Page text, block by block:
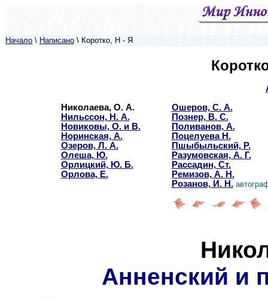
Начало \ Написано\ Коротко, Н - Я
Николаева, О. А.
Нильссон,Н. А.
Новиковы, О. и В.
Норинская, А.
Озеров, Л. А.
Олеша, Ю.
Орлицкий, Ю. Б.
Орлова, Е.
Ошеров, С. А.
Познер, В. С.
Поливанов, А.
Поцелуева Н.
Пшыбыльский, Р.
Разумовская, А. Г.
Рассадин, Ст.
Ремизов, А. Н.
Розанов, И. Н.
Анненский и